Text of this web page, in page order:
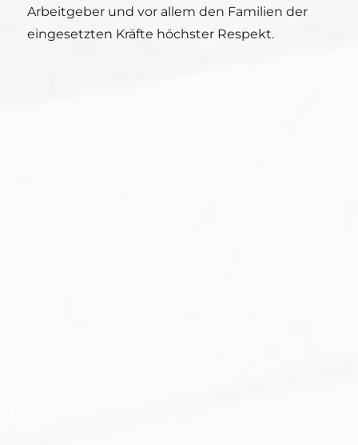
Arbeitgeber und vor allem den Familien der
eingesetzten Kräfte höchster Respekt.